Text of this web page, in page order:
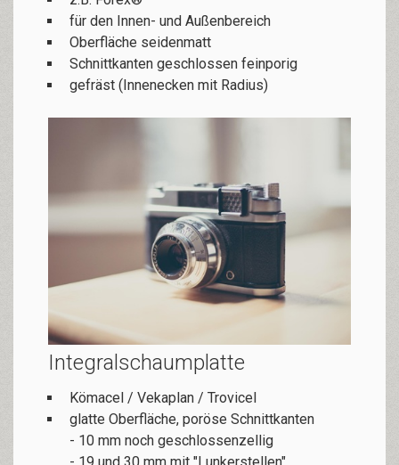
für den Innen- und Außenbereich
Oberfläche seidenmatt
Schnittkanten ge­schlos­sen fein­po­rig
gefräst (Innenecken mit Radius)
Integralschaumplatte
Kömacel / Vekaplan / Trovicel
glatte Oberfläche, poröse Schnittkanten
- 10 mm noch geschlossenzellig